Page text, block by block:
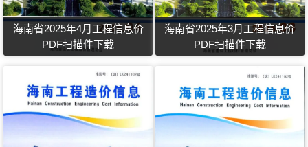
海南省2025年4月工程信息价
PDF扫描件下载
海南省2025年3月工程信息价
PDF扫描件下载